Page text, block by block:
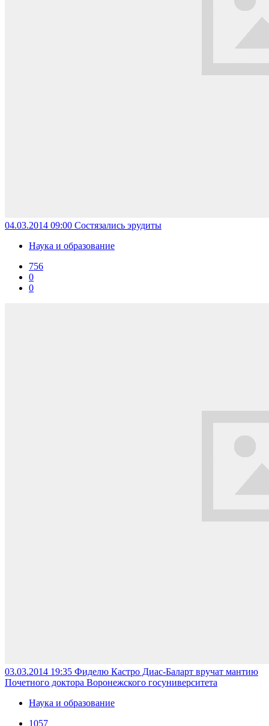
04.03.2014 09:00 Состязались эрудиты
Наука и образование
756
0
0
03.03.2014 19:35 Фиделю Кастро Диас-Баларт вручат мантию
Почетного доктора Воронежского госуниверситета
Наука и образование
1057